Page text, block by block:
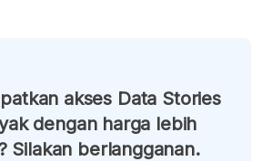
akses Data Stories
dengan harga lebih
Silakan berlangganan.